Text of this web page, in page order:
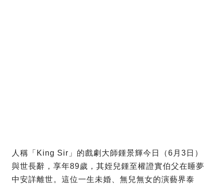
人稱「King Sir」的戲劇大師鍾景輝今日（6月3日）
與世長辭，享年89歲，其姪兒鍾至權證實伯父在睡夢
中安詳離世。這位一生未婚、無兒無女的演藝界泰